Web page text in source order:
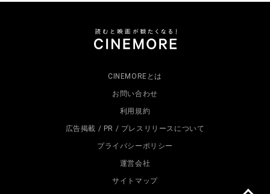
CINEMOREとは
お問い合わせ
利用規約
広告掲載 / PR / プレスリリースについて
プライバシーポリシー
運営会社
サイトマップ